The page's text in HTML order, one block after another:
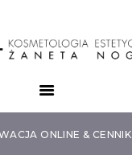
ONLINE & CENNIK